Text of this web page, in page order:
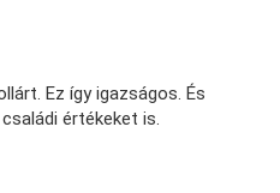
Ez így igazságos. És
értékeket is.